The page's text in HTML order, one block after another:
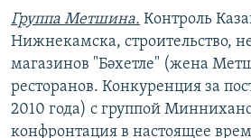
Группа Метшина. Контроль
Нижнекамска, строительство,
магазинов "Бәхетле" (жена
ресторанов. Конкуренция за
2010 года) с группой
конфронтация в настоящее